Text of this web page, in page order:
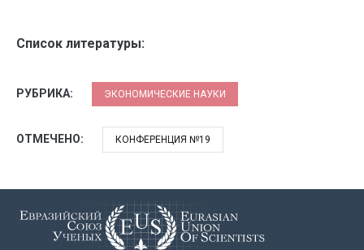
Список литературы:
РУБРИКА: ЭКОНОМИЧЕСКИЕ НАУКИ
ОТМЕЧЕНО: КОНФЕРЕНЦИЯ №19